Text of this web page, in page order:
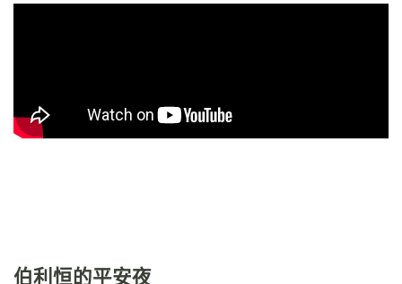
伯利恒的平安夜